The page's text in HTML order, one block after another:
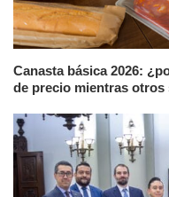
Canasta básica 2026:
de precio mientras otros